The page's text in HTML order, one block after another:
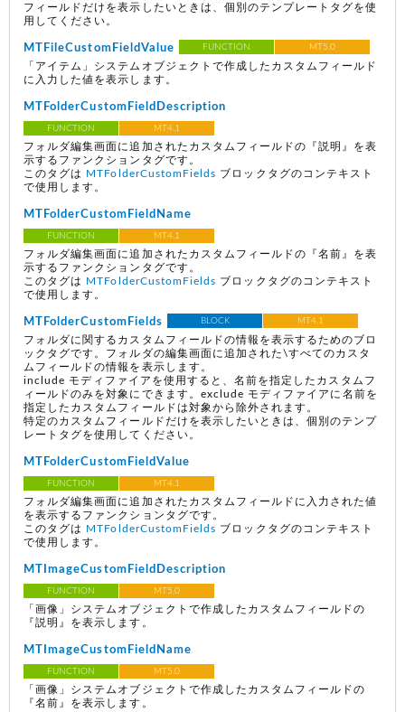
フィールドだけを表示したいときは、個別のテンプレートタグを使
用してください。
MTFileCustomFieldValue FUNCTION MT5.0
「アイテム」システムオブジェクトで作成したカスタムフィールド
に入力した値を表示します。
MTFolderCustomFieldDescription
FUNCTION MT4.1
フォルダ編集画面に追加されたカスタムフィールドの『説明』を表
示するファンクションタグです。
このタグは
MTFolderCustomFields ブロックタグのコンテキスト
で使用します。
MTFolderCustomFieldName
FUNCTION MT4.1
フォルダ編集画面に追加されたカスタムフィールドの『名前』を表
示するファンクションタグです。
このタグは
MTFolderCustomFields ブロックタグのコンテキスト
で使用します。
MTFolderCustomFields BLOCK MT4.1
フォルダに関するカスタムフィールドの情報を表示するためのブロ
ックタグです。フォルダの編集画面に追加された\すべてのカスタ
ムフィールドの情報を表示します。
include モディファイアを使用すると、名前を指定したカスタムフ
ィールドのみを対象にできます。exclude モディファイアに名前を
指定したカスタムフィールドは対象から除外されます。
特定のカスタムフィールドだけを表示したいときは、個別のテンプ
レートタグを使用してください。
MTFolderCustomFieldValue
FUNCTION MT4.1
フォルダ編集画面に追加されたカスタムフィールドに入力された値
を表示するファンクションタグです。
このタグは
MTFolderCustomFields ブロックタグのコンテキスト
で使用します。
MTImageCustomFieldDescription
FUNCTION MT5.0
「画像」システムオブジェクトで作成したカスタムフィールドの
『説明』を表示します。
MTImageCustomFieldName
FUNCTION MT5.0
「画像」システムオブジェクトで作成したカスタムフィールドの
『名前』を表示します。